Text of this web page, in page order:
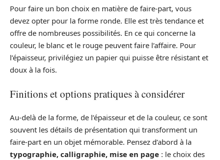
Pour faire un bon choix en matière de faire-part, vous
devez opter pour la forme ronde. Elle est très tendance et
offre de nombreuses possibilités. En ce qui concerne la
couleur, le blanc et le rouge peuvent faire l’affaire. Pour
l’épaisseur, privilégiez un papier qui puisse être résistant et
doux à la fois.
Finitions et options pratiques à considérer
Au-delà de la forme, de l’épaisseur et de la couleur, ce sont
souvent les détails de présentation qui transforment un
faire‑part en un objet mémorable. Pensez d’abord à la
typographie, calligraphie, mise en page : le choix des